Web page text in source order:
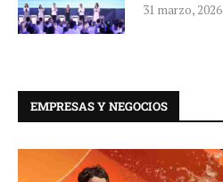
31 marzo, 2026
EMPRESAS Y NEGOCIOS